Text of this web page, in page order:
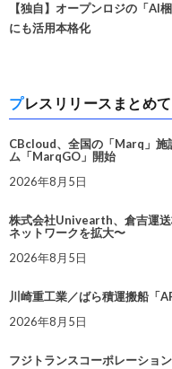
【独自】オープンロジの「AI
にも活用本格化
プレスリリースまとめ
CBcloud、全国の「Marq」施
ム「MarqGO」開始
2026年8月5日
株式会社Univearth、倉吉運
ネットワークを拡大〜
2026年8月5日
川崎重工業／ばら積運搬船「
2026年8月5日
フジトランスコーポレーショ